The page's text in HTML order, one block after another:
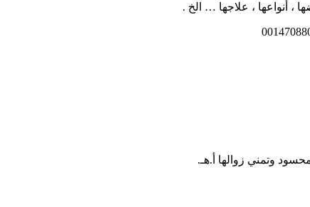
، أنواعها ، علاجها … الخ .
وتمني زوالها أ.هـ.